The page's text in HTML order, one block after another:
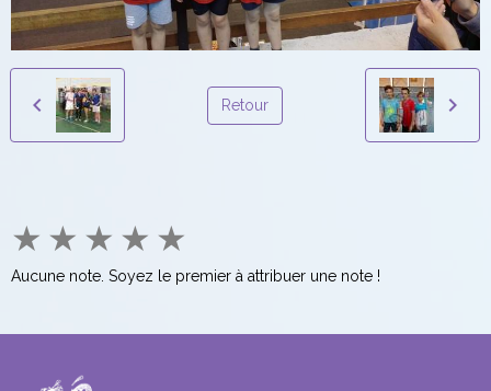
Retour
★ ★ ★ ★ ★
Aucune note. Soyez le premier à attribuer une note !